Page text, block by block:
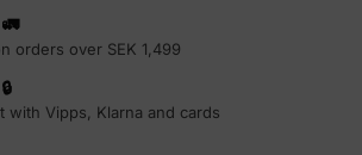
orders over SEK 1,499
with Vipps, Klarna and cards